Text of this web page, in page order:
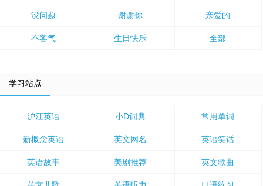
没问题 谢谢你 亲爱的
不客气 生日快乐 全部
学习站点
沪江英语 小D词典 常用单词
新概念英语 英文网名 英语笑话
英语故事 美剧推荐 英文歌曲